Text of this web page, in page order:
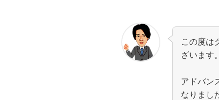
この度は
ざいます
アドバン
なりまし